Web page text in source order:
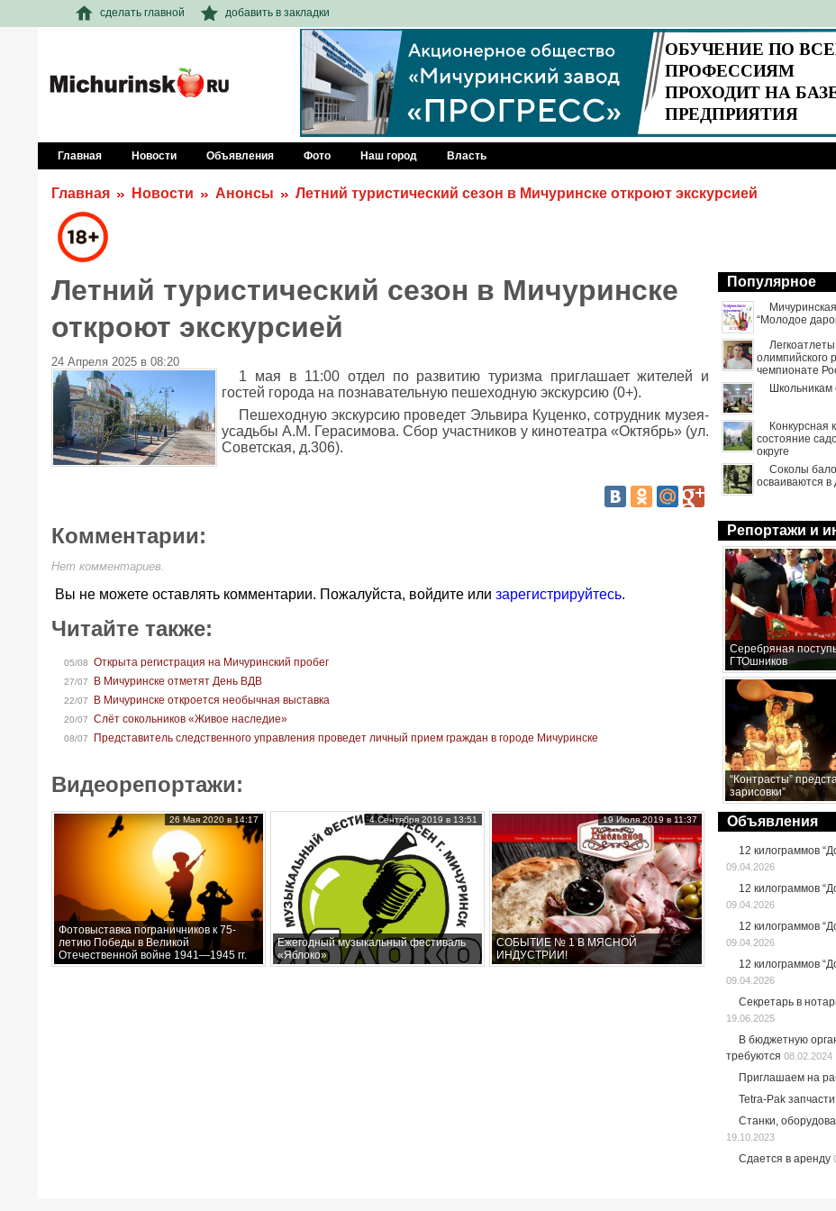
сделать главной добавить в закладки
Главная Новости Объявления Фото Наш город Власть
Главная Новости Анонсы Летний туристический сезон в Мичуринске откроют экскурсией
Летний туристический сезон в Мичуринске
откроют экскурсией
24 Апреля 2025 в 08:20
1 мая в 11:00 отдел по развитию туризма приглашает жителей и
гостей города на познавательную пешеходную экскурсию (0+).
Пешеходную экскурсию проведет Эльвира Куценко, сотрудник музея-
усадьбы А.М. Герасимова. Сбор участников у кинотеатра «Октябрь» (ул.
Советская, д.306).
Комментарии:
Нет комментариев.
Вы не можете оставлять комментарии. Пожалуйста, войдите или зарегистрируйтесь.
Читайте также:
05/08 Открыта регистрация на Мичуринский пробег
27/07 В Мичуринске отметят День ВДВ
22/07 В Мичуринске откроется необычная выставка
20/07 Слёт сокольников «Живое наследие»
08/07 Представитель следственного управления проведет личный прием граждан в городе Мичуринске
Видеорепортажи:
Фотовыставка пограничников к 75-
летию Победы в Великой
Отечественной войне 1941—1945 гг.
26 Мая 2020 в 14:17
Ежегодный музыкальный фестиваль
«Яблоко»
4 Сентября 2019 в 13:51
СОБЫТИЕ № 1 В МЯСНОЙ
ИНДУСТРИИ!
19 Июля 2019 в 11:37
Популярное
“Молодое
олимпийского
чемпионате
Школьникам
Конкурсная
состояние
округе
Соколы
осваиваются в
Репортажи и
Серебряная
ГТОшников
“Контрасты”
зарисовки”
Объявления
12 килограммов
09.04.2026
12 килограммов
09.04.2026
12 килограммов
09.04.2026
12 килограммов
09.04.2026
Секретарь в
19.06.2025
В бюджетную
требуются 08.02.2024
Приглашаем на
Tetra-Pak запчасти
Станки,
19.10.2023
Сдается в аренду